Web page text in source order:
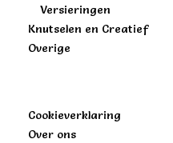
Versieringen
Knutselen en Creatief
Overige
Cookieverklaring
Over ons